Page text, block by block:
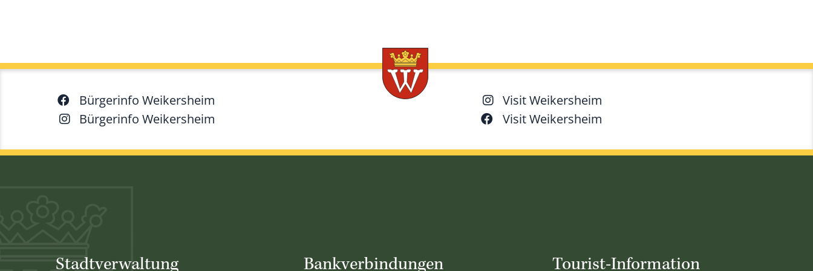
Bürgerinfo Weikersheim
Bürgerinfo Weikersheim
Visit Weikersheim
Visit Weikersheim
Stadtverwaltung Bankverbindungen Tourist-Information